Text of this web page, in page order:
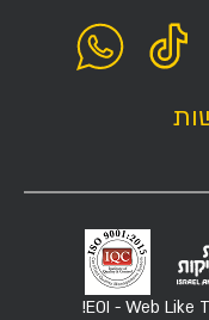
EOI - Web Like